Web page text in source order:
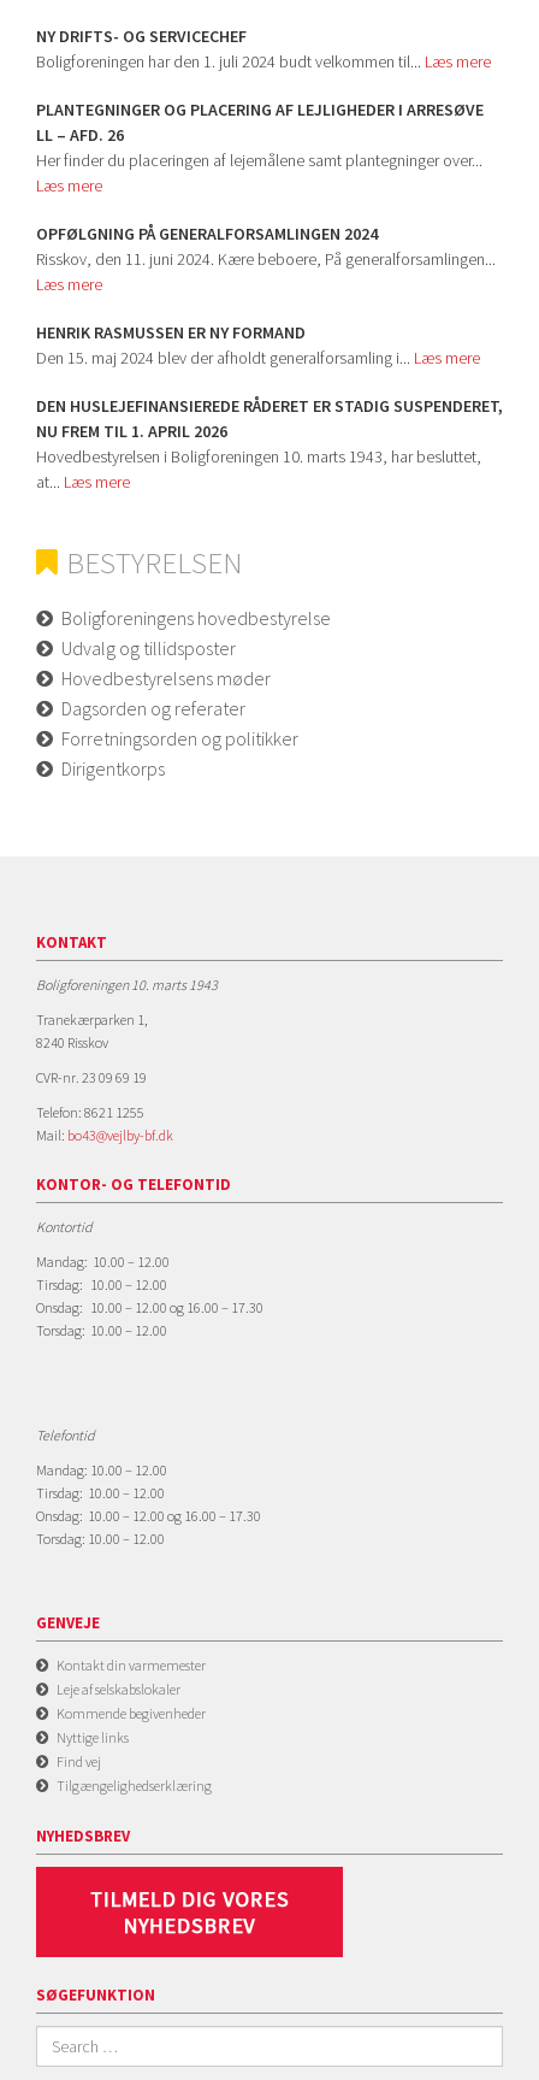
NY DRIFTS- OG SERVICECHEF
Boligforeningen har den 1. juli 2024 budt velkommen til... Læs mere
PLANTEGNINGER OG PLACERING AF LEJLIGHEDER I ARRESØVE
LL – AFD. 26
Her finder du placeringen af lejemålene samt plantegninger over...
Læs mere
OPFØLGNING PÅ GENERALFORSAMLINGEN 2024
Risskov, den 11. juni 2024. Kære beboere, På generalforsamlingen...
Læs mere
HENRIK RASMUSSEN ER NY FORMAND
Den 15. maj 2024 blev der afholdt generalforsamling i... Læs mere
DEN HUSLEJEFINANSIEREDE RÅDERET ER STADIG SUSPENDERET,
NU FREM TIL 1. APRIL 2026
Hovedbestyrelsen i Boligforeningen 10. marts 1943, har besluttet,
at... Læs mere
BESTYRELSEN
Boligforeningens hovedbestyrelse
Udvalg og tillidsposter
Hovedbestyrelsens møder
Dagsorden og referater
Forretningsorden og politikker
Dirigentkorps
KONTAKT
Boligforeningen 10. marts 1943
Tranekærparken 1,
8240 Risskov
CVR-nr. 23 09 69 19
Telefon: 8621 1255
Mail: bo43@vejlby-bf.dk
KONTOR- OG TELEFONTID
Kontortid
Mandag: 10.00 – 12.00
Tirsdag: 10.00 – 12.00
Onsdag: 10.00 – 12.00 og 16.00 – 17.30
Torsdag: 10.00 – 12.00
Telefontid
Mandag: 10.00 – 12.00
Tirsdag: 10.00 – 12.00
Onsdag: 10.00 – 12.00 og 16.00 – 17.30
Torsdag: 10.00 – 12.00
GENVEJE
Kontakt din varmemester
Leje af selskabslokaler
Kommende begivenheder
Nyttige links
Find vej
Tilgængelighedserklæring
NYHEDSBREV
SØGEFUNKTION